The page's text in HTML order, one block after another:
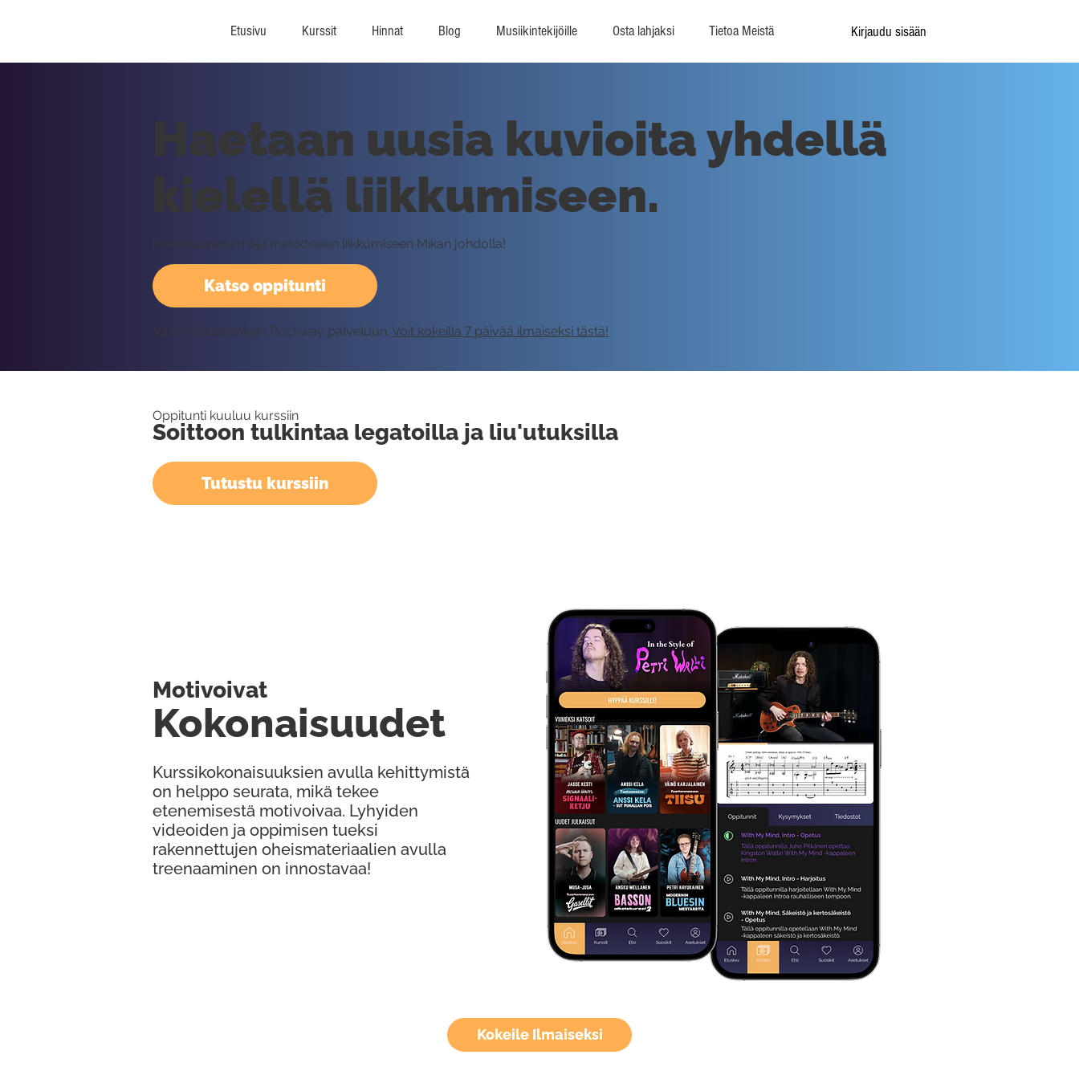
Etusivu Kurssit Hinnat Blog Musiikintekijöille Osta lahjaksi Tietoa Meistä Kirjaudu sisään
Kokeile Ilmaiseksi
Katso oppitunti
Haetaan uusia kuvioita yhdellä
kielellä liikkumiseen.
Harjoituspatterneja melodiseen liikkumiseen Mikan johdolla!
Vaatii kirjautumisen Rockway palveluun. Voit kokeilla 7 päivää ilmaiseksi tästä!
Oppitunti kuuluu kurssiin
Soittoon tulkintaa legatoilla ja liu'utuksilla
Tutustu kurssiin
Kurssikokonaisuuksien avulla kehittymistä
on helppo seurata, mikä tekee
etenemisestä motivoivaa. Lyhyiden
videoiden ja oppimisen tueksi
rakennettujen oheismateriaalien avulla
treenaaminen on innostavaa!
Kokonaisuudet
Motivoivat